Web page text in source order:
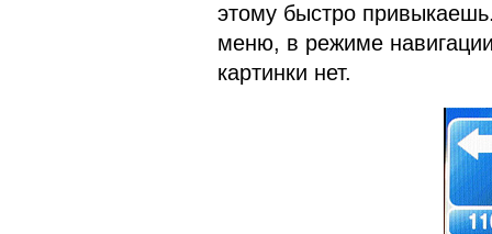
этому быстро
меню, в режиме навигации
картинки нет.